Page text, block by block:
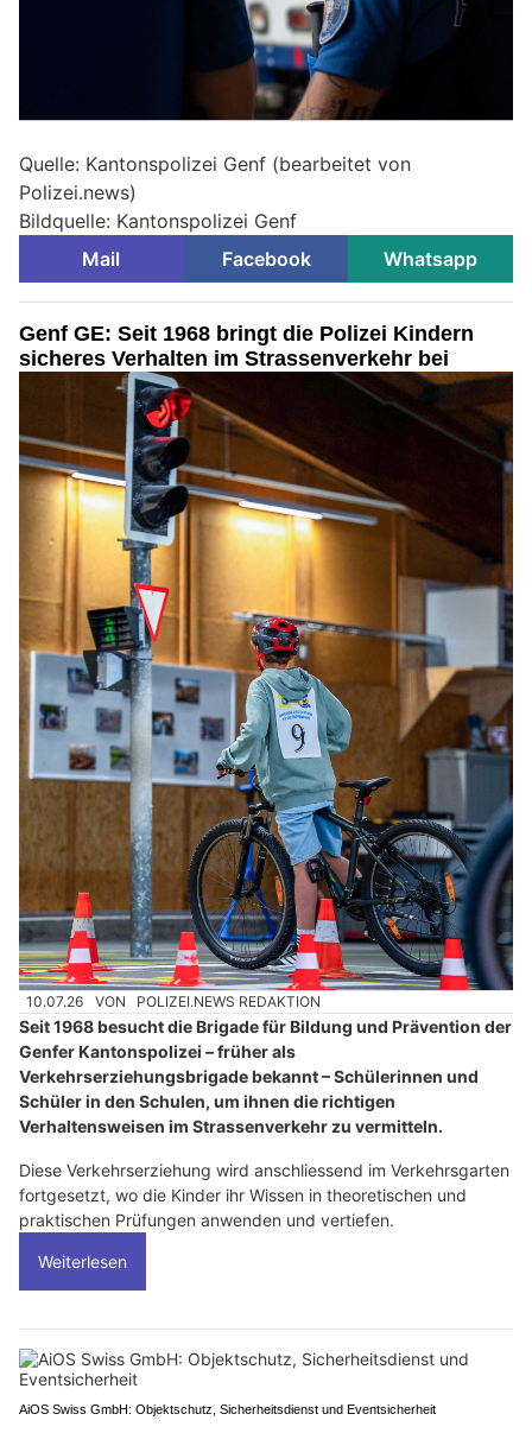
Quelle: Kantonspolizei Genf (bearbeitet von
Polizei.news)
Bildquelle: Kantonspolizei Genf
Mail
Facebook Whatsapp
Genf GE: Seit 1968 bringt die Polizei Kindern
sicheres Verhalten im Strassenverkehr bei
10.07.26 VON POLIZEI.NEWS REDAKTION
Seit 1968 besucht die Brigade für Bildung und Prävention der
Genfer Kantonspolizei – früher als
Verkehrserziehungsbrigade bekannt – Schülerinnen und
Schüler in den Schulen, um ihnen die richtigen
Verhaltensweisen im Strassenverkehr zu vermitteln.
Diese Verkehrserziehung wird anschliessend im Verkehrsgarten
fortgesetzt, wo die Kinder ihr Wissen in theoretischen und
praktischen Prüfungen anwenden und vertiefen.
Weiterlesen
AiOS Swiss GmbH: Objektschutz, Sicherheitsdienst und Eventsicherheit